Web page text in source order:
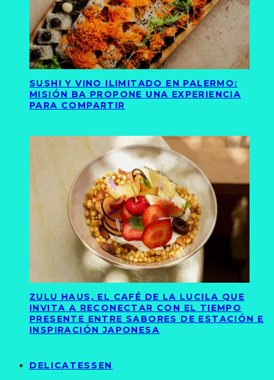
SUSHI Y VINO ILIMITADO EN PALERMO:
MISIÓN BA PROPONE UNA EXPERIENCIA
PARA COMPARTIR
ZULU HAUS, EL CAFÉ DE LA LUCILA QUE
INVITA A RECONECTAR CON EL TIEMPO
PRESENTE ENTRE SABORES DE ESTACIÓN E
INSPIRACIÓN JAPONESA
DELICATESSEN